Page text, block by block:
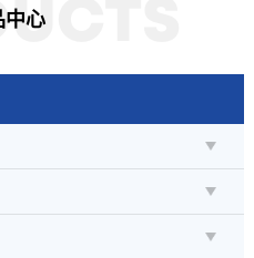
中心